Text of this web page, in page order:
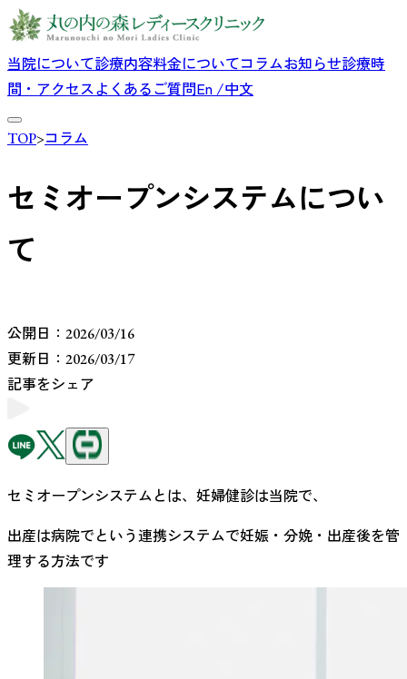
当院について診療内容料金についてコラムお知らせ診療時
間・アクセスよくあるご質問En /中文
TOP>コラム
セミオープンシステムについ
て
公開日： 2026/03/16
更新日： 2026/03/17
記事をシェア
セミオープンシステムとは、妊婦健診は当院で、
出産は病院でという連携システムで妊娠・分娩・出産後を管
理する方法です